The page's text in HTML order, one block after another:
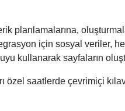
planlamalarına,
için sosyal veriler,
kullanarak sayfaların
özel saatlerde çevrimiçi